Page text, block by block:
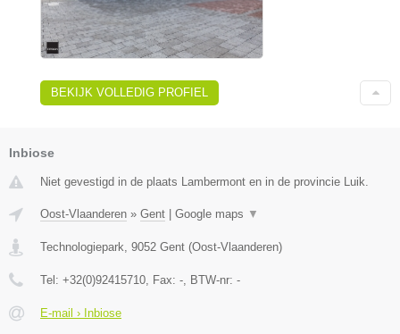
BEKIJK VOLLEDIG PROFIEL
Inbiose
Niet gevestigd in de plaats Lambermont en in de provincie Luik.
Oost-Vlaanderen » Gent Google maps ▼
Technologiepark 9052 Gent (Oost-Vlaanderen)
Tel: +32(0)92415710 , Fax: - , BTW-nr: -
E-mail › Inbiose